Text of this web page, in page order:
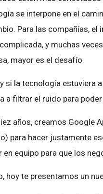
se interpone en el
Para las compañías,
y muchas
mayor es el desafío.
si la tecnología estuviera
a filtrar el ruido para
años, creamos Google
para hacer justamente
en equipo para que los
hoy te presentamos un